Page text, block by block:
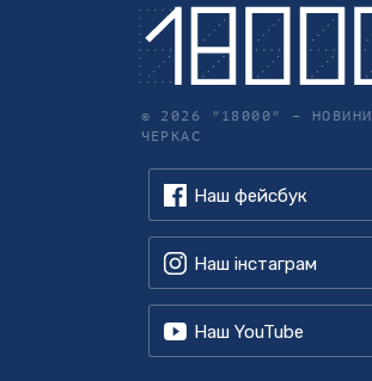
© 2026 "18000" – НОВИНИ
ЧЕРКАС
Наш фейсбук
Наш інстаграм
Наш YouTube